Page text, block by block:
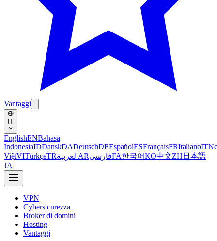
Vantaggi
IT
EnglishENBahasa
IndonesiaIDDanskDADeutschDEEspañolESFrançaisFRItalianoIT
ViệtVITürkçeTRالعربية ARفارسیFA한국어KO中文ZH 日本語
JA
VPN
Cybersicurezza
Broker di domini
Hosting
Vantaggi